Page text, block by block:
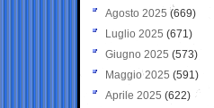
Agosto 2025 (669)
Luglio 2025 (671)
Giugno 2025 (573)
Maggio 2025 (591)
Aprile 2025 (622)